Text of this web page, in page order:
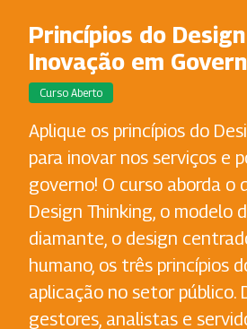
Princípios do
Inovação em
Curso Aberto
Aplique os princípios do
para inovar nos serviços e
governo! O curso aborda o
Design Thinking, o modelo
diamante, o design
humano, os três princípios
aplicação no setor público.
gestores, analistas e